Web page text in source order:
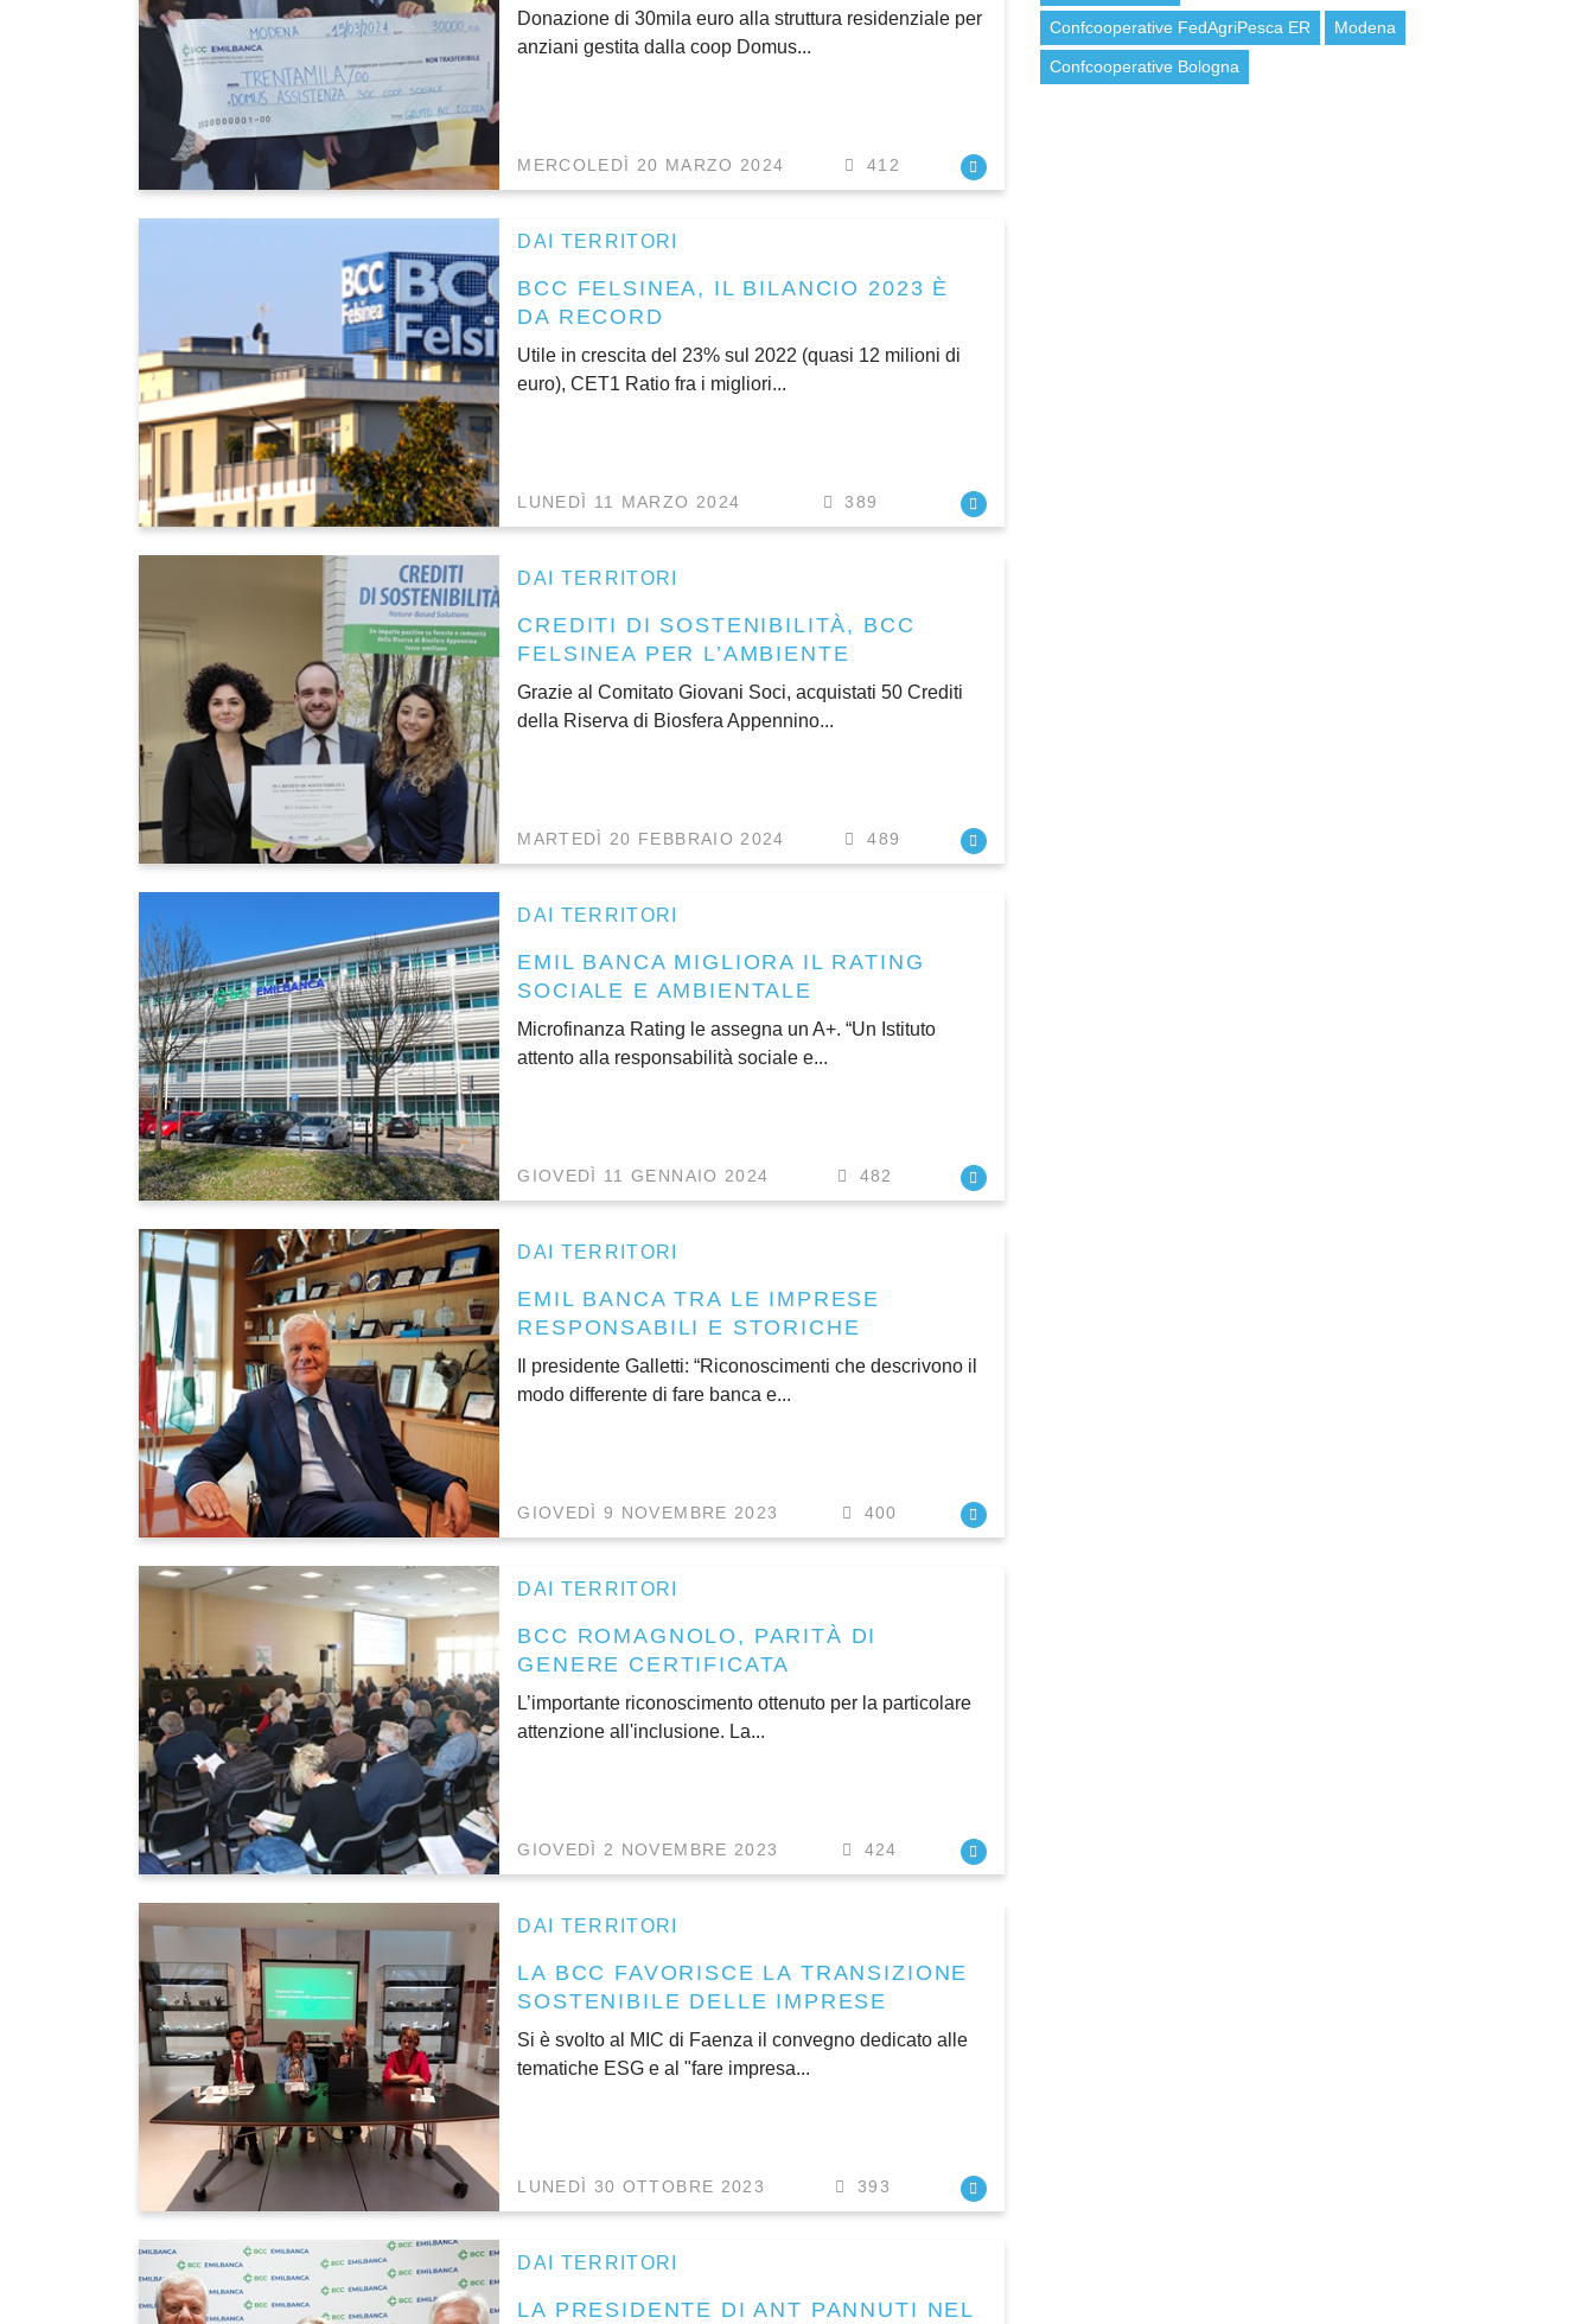
Donazione di 30mila euro alla struttura residenziale per
anziani gestita dalla coop Domus...
MERCOLEDÌ 20 MARZO 2024 412
DAI TERRITORI
BCC FELSINEA, IL BILANCIO 2023 È
DA RECORD
Utile in crescita del 23% sul 2022 (quasi 12 milioni di
euro), CET1 Ratio fra i migliori...
LUNEDÌ 11 MARZO 2024 389
DAI TERRITORI
CREDITI DI SOSTENIBILITÀ, BCC
FELSINEA PER L’AMBIENTE
Grazie al Comitato Giovani Soci, acquistati 50 Crediti
della Riserva di Biosfera Appennino...
MARTEDÌ 20 FEBBRAIO 2024 489
DAI TERRITORI
EMIL BANCA MIGLIORA IL RATING
SOCIALE E AMBIENTALE
Microfinanza Rating le assegna un A+. “Un Istituto
attento alla responsabilità sociale e...
GIOVEDÌ 11 GENNAIO 2024 482
DAI TERRITORI
EMIL BANCA TRA LE IMPRESE
RESPONSABILI E STORICHE
Il presidente Galletti: “Riconoscimenti che descrivono il
modo differente di fare banca e...
GIOVEDÌ 9 NOVEMBRE 2023 400
DAI TERRITORI
BCC ROMAGNOLO, PARITÀ DI
GENERE CERTIFICATA
L’importante riconoscimento ottenuto per la particolare
attenzione all'inclusione. La...
GIOVEDÌ 2 NOVEMBRE 2023 424
DAI TERRITORI
LA BCC FAVORISCE LA TRANSIZIONE
SOSTENIBILE DELLE IMPRESE
Si è svolto al MIC di Faenza il convegno dedicato alle
tematiche ESG e al "fare impresa...
LUNEDÌ 30 OTTOBRE 2023 393
DAI TERRITORI
LA PRESIDENTE DI ANT PANNUTI NEL
Confcooperative FedAgriPesca ER Modena
Confcooperative Bologna